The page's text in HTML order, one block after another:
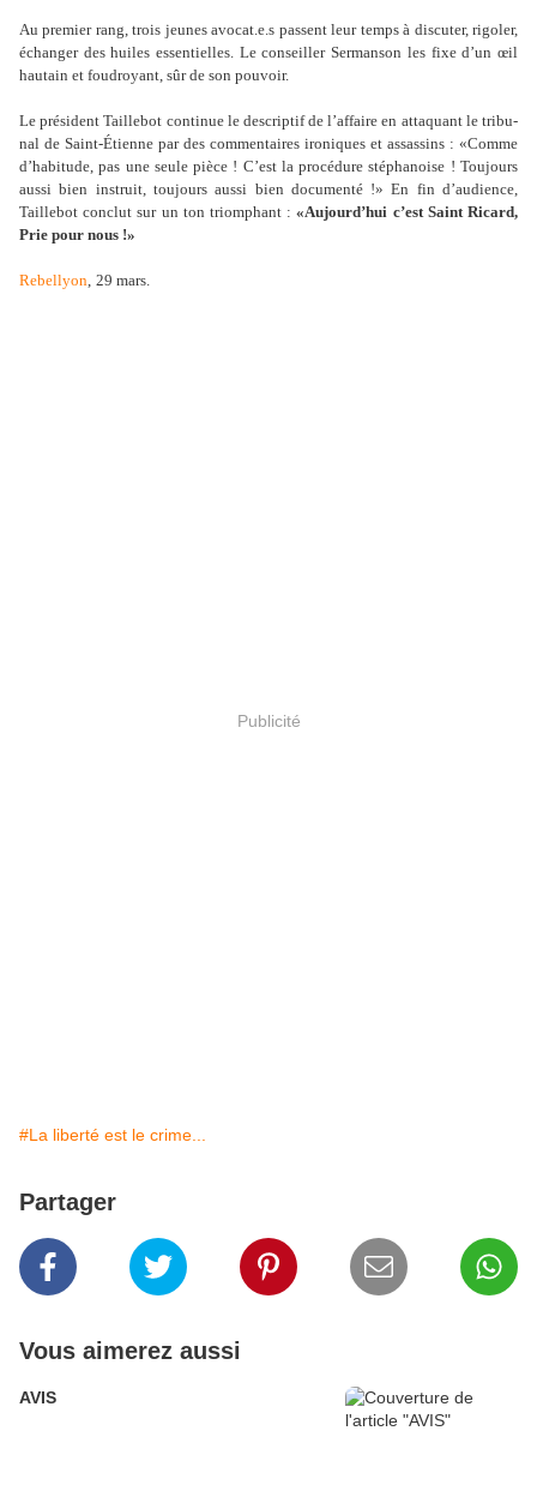
Au pre­mier rang, trois jeunes avocat.e.s pas­sent leur temps à dis­cu­ter, rigo­ler,
échanger des huiles essen­tiel­les. Le conseiller Sermanson les fixe d’un œil
hau­tain et fou­droyant, sûr de son pou­voir.
Le pré­si­dent Taillebot conti­nue le des­crip­tif de l’affaire en atta­quant le tri­bu­
nal de Saint-Étienne par des com­men­tai­res iro­ni­ques et assas­sins : «Comme
d’habi­tude, pas une seule pièce ! C’est la pro­cé­dure sté­pha­noise ! Toujours
aussi bien ins­truit, tou­jours aussi bien docu­menté !» En fin d’audience,
Taillebot conclut sur un ton triom­phant :«Aujourd’hui c’est Saint Ricard,
Prie pour nous !»
Rebellyon, 29 mars.
Publicité
#La liberté est le crime...
Partager
Vous aimerez aussi
AVIS